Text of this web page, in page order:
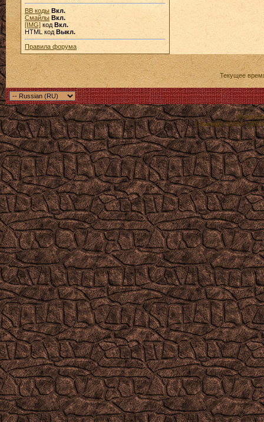
BB коды Вкл.
Смайлы Вкл.
[IMG] код Вкл.
HTML код Выкл.
Правила форума
Текущее
Powered
Copyright ©2000 -